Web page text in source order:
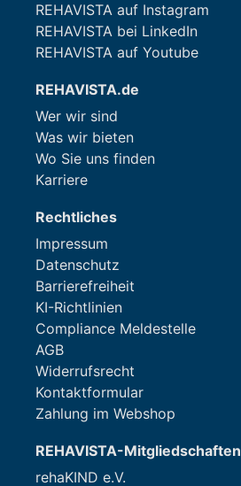
REHAVISTA auf Instagram
REHAVISTA bei LinkedIn
REHAVISTA auf Youtube
REHAVISTA.de
Wer wir sind
Was wir bieten
Wo Sie uns finden
Karriere
Rechtliches
Impressum
Datenschutz
Barrierefreiheit
KI-Richtlinien
Compliance Meldestelle
AGB
Widerrufsrecht
Kontaktformular
Zahlung im Webshop
REHAVISTA-Mitgliedschaften
rehaKIND e.V.